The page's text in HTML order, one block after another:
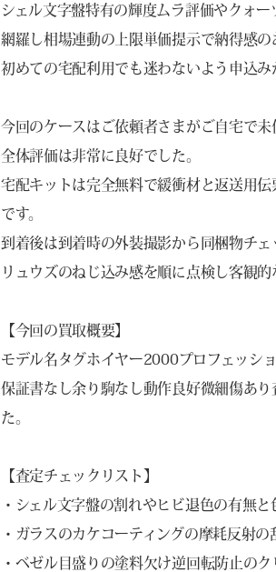
シェル文字盤特有の輝度ムラ評価やクォ
網羅し相場連動の上限単価提示で納得感の
初めての宅配利用でも迷わないよう申込
今回のケースはご依頼者さまがご自宅で
全体評価は非常に良好でした。
宅配キットは完全無料で緩衝材と返送用
です。
到着後は到着時の外装撮影から同梱物チ
リュウズのねじ込み感を順に点検し客観
【今回の買取概要】
モデル名タグホイヤー2000プロフェッシ
保証書なし余り駒なし動作良好微細傷あ
た。
【査定チェックリスト】
・シェル文字盤の割れやヒビ退色の有無と
・ガラスのカケコーティングの摩耗反射の
・ベゼル目盛りの塗料欠け逆回転防止の